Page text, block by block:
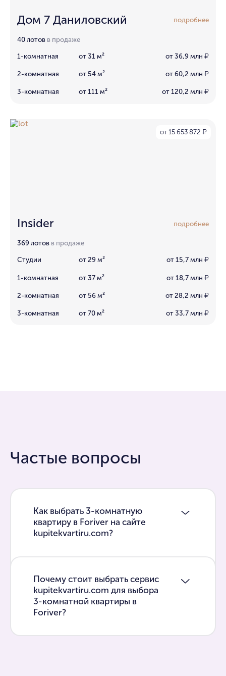
Дом 7 Даниловский подробнее
40 лотов в продаже
1-комнатная от 31 м² от 36,9 млн ₽
2-комнатная от 54 м² от 60,2 млн ₽
3-комнатная от 111 м² от 120,2 млн ₽
от 15 653 872 ₽
Insider подробнее
369 лотов в продаже
Студии от 29 м² от 15,7 млн ₽
1-комнатная от 37 м² от 18,7 млн ₽
2-комнатная от 56 м² от 28,2 млн ₽
3-комнатная от 70 м² от 33,7 млн ₽
Частые вопросы
Как выбрать 3-комнатную
квартиру в Foriver на сайте
kupitekvartiru.com?
Почему стоит выбрать сервис
kupitekvartiru.com для выбора
3-комнатной квартиры в
Foriver?